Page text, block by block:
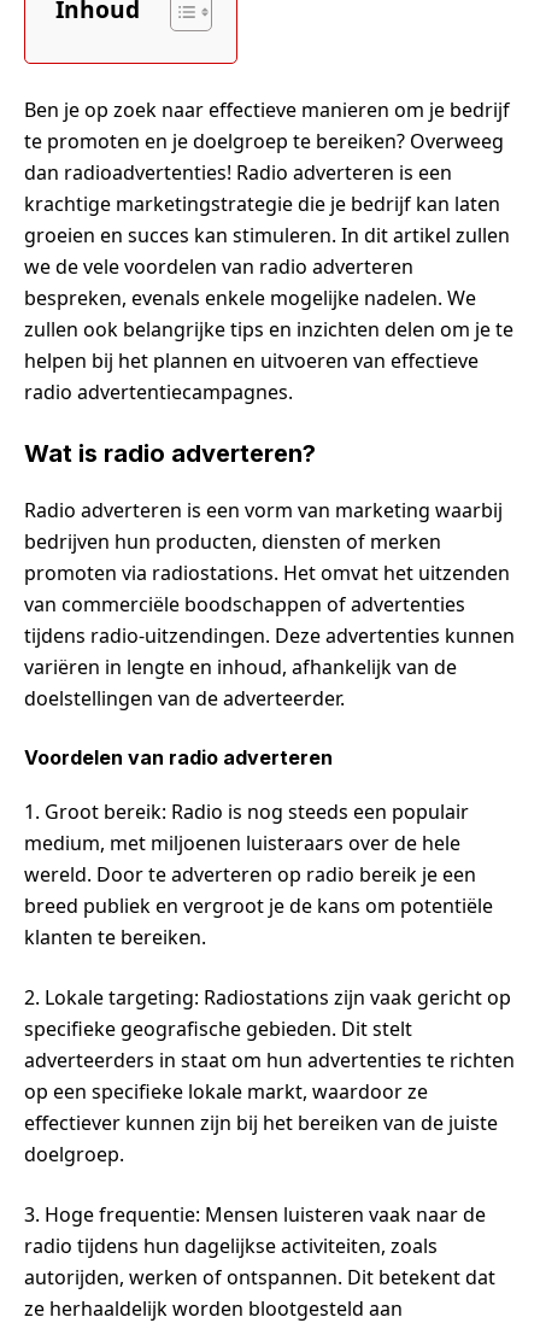
Inhoud
Ben je op zoek naar effectieve manieren om je bedrijf
te promoten en je doelgroep te bereiken? Overweeg
dan radioadvertenties! Radio adverteren is een
krachtige marketingstrategie die je bedrijf kan laten
groeien en succes kan stimuleren. In dit artikel zullen
we de vele voordelen van radio adverteren
bespreken, evenals enkele mogelijke nadelen. We
zullen ook belangrijke tips en inzichten delen om je te
helpen bij het plannen en uitvoeren van effectieve
radio advertentiecampagnes.
Wat is radio adverteren?
Radio adverteren is een vorm van marketing waarbij
bedrijven hun producten, diensten of merken
promoten via radiostations. Het omvat het uitzenden
van commerciële boodschappen of advertenties
tijdens radio-uitzendingen. Deze advertenties kunnen
variëren in lengte en inhoud, afhankelijk van de
doelstellingen van de adverteerder.
Voordelen van radio adverteren
1. Groot bereik: Radio is nog steeds een populair
medium, met miljoenen luisteraars over de hele
wereld. Door te adverteren op radio bereik je een
breed publiek en vergroot je de kans om potentiële
klanten te bereiken.
2. Lokale targeting: Radiostations zijn vaak gericht op
specifieke geografische gebieden. Dit stelt
adverteerders in staat om hun advertenties te richten
op een specifieke lokale markt, waardoor ze
effectiever kunnen zijn bij het bereiken van de juiste
doelgroep.
3. Hoge frequentie: Mensen luisteren vaak naar de
radio tijdens hun dagelijkse activiteiten, zoals
autorijden, werken of ontspannen. Dit betekent dat
ze herhaaldelijk worden blootgesteld aan